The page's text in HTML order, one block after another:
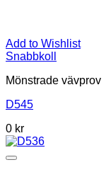
Add to Wishlist
Snabbkoll
Mönstrade vävprov
D545
0 kr